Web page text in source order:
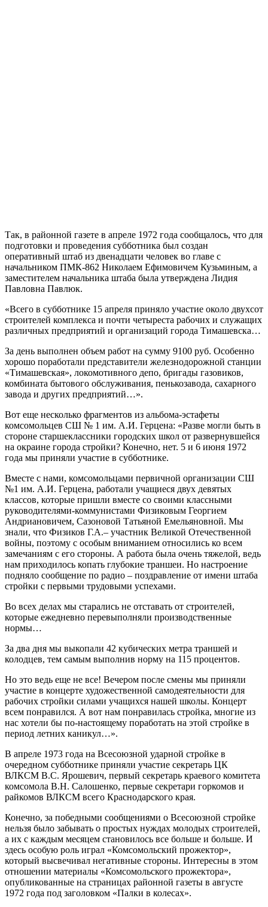
Так, в районной газете в апреле 1972 года сообщалось, что для
подготовки и проведения субботника был создан
оперативный штаб из двенадцати человек во главе с
начальником ПМК-862 Николаем Ефимовичем Кузьминым, а
заместителем начальника штаба была утверждена Лидия
Павловна Павлюк.
«Всего в субботнике 15 апреля приняло участие около двухсот
строителей комплекса и почти четыреста рабочих и служащих
различных предприятий и организаций города Тимашевска…
За день выполнен объем работ на сумму 9100 руб. Особенно
хорошо поработали представители железнодорожной станции
«Тимашевская», локомотивного депо, бригады газовиков,
комбината бытового обслуживания, пенькозавода, сахарного
завода и других предприятий…».
Вот еще несколько фрагментов из альбома-эстафеты
комсомольцев СШ № 1 им. А.И. Герцена: «Разве могли быть в
стороне старшеклассники городских школ от развернувшейся
на окраине города стройки? Конечно, нет. 5 и 6 июня 1972
года мы приняли участие в субботнике.
Вместе с нами, комсомольцами первичной организации СШ
№1 им. А.И. Герцена, работали учащиеся двух девятых
классов, которые пришли вместе со своими классными
руководителями-коммунистами Физиковым Георгием
Андриановичем, Сазоновой Татьяной Емельяновной. Мы
знали, что Физиков Г.А.– участник Великой Отечественной
войны, поэтому с особым вниманием относились ко всем
замечаниям с его стороны. А работа была очень тяжелой, ведь
нам приходилось копать глубокие траншеи. Но настроение
подняло сообщение по радио – поздравление от имени штаба
стройки с первыми трудовыми успехами.
Во всех делах мы старались не отставать от строителей,
которые ежедневно перевыполняли производственные
нормы…
За два дня мы выкопали 42 кубических метра траншей и
колодцев, тем самым выполнив норму на 115 процентов.
Но это ведь еще не все! Вечером после смены мы приняли
участие в концерте художественной самодеятельности для
рабочих стройки силами учащихся нашей школы. Концерт
всем понравился. А вот нам понравилась стройка, многие из
нас хотели бы по-настоящему поработать на этой стройке в
период летних каникул…».
В апреле 1973 года на Всесоюзной ударной стройке в
очередном субботнике приняли участие секретарь ЦК
ВЛКСМ В.С. Ярошевич, первый секретарь краевого комитета
комсомола В.Н. Салошенко, первые секретари горкомов и
райкомов ВЛКСМ всего Краснодарского края.
Конечно, за победными сообщениями о Всесоюзной стройке
нельзя было забывать о простых нуждах молодых строителей,
а их с каждым месяцем становилось все больше и больше. И
здесь особую роль играл «Комсомольский прожектор»,
который высвечивал негативные стороны. Интересны в этом
отношении материалы «Комсомольского прожектора»,
опубликованные на страницах районной газеты в августе
1972 года под заголовком «Палки в колесах».